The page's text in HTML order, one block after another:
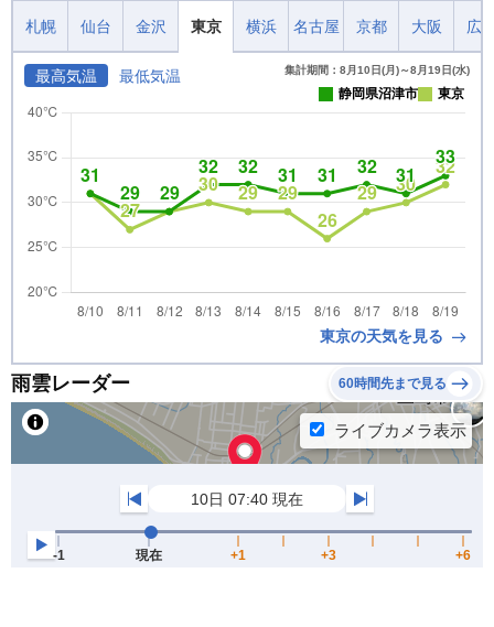
札幌 仙台 金沢 東京 横浜 名古屋 京都 大阪 広
最高気温 最低気温 集計期間：8月10日(月)～8月19日(水)
静岡県沼津市 東京
東京の天気を見る
雨雲レーダー 60時間先まで見る